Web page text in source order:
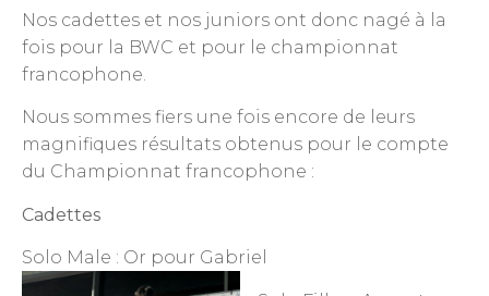
Nos cadettes et nos juniors ont donc nagé à la
fois pour la BWC et pour le championnat
francophone.
Nous sommes fiers une fois encore de leurs
magnifiques résultats obtenus pour le compte
du Championnat francophone :
Cadettes
Solo Male : Or pour Gabriel